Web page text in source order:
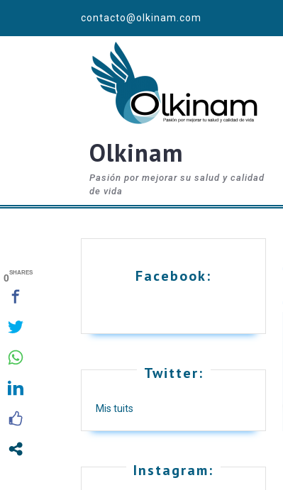
content
contacto@olkinam.com
Olkinam
Pasión por mejorar su salud y calidad
de vida
Facebook:
Twitter:
Mis tuits
Instagram:
0SHARES